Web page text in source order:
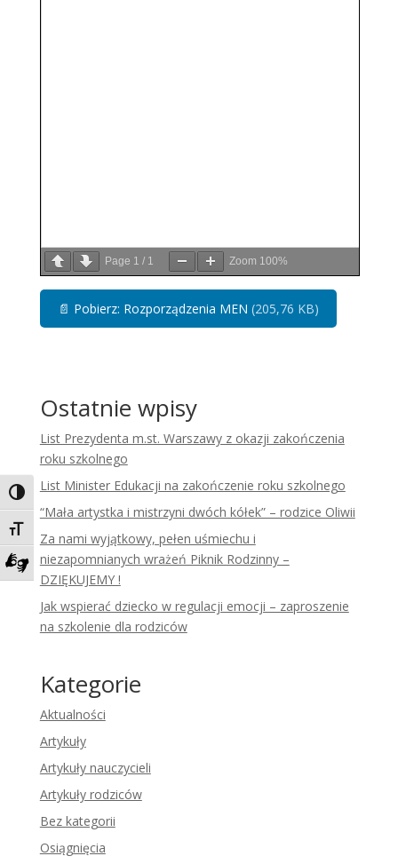
Toggle High Contrast
Toggle Font size
Zadzwoń do tłumacza języka migowego
Page 1 / 1 Zoom 100%
📄 Pobierz: Rozporządzenia MEN (205,76 KB)
Ostatnie wpisy
List Prezydenta m.st. Warszawy z okazji zakończenia
roku szkolnego
List Minister Edukacji na zakończenie roku szkolnego
“Mała artystka i mistrzyni dwóch kółek” – rodzice Oliwii
Za nami wyjątkowy, pełen uśmiechu i
niezapomnianych wrażeń Piknik Rodzinny –
DZIĘKUJEMY !
Jak wspierać dziecko w regulacji emocji – zaproszenie
na szkolenie dla rodziców
Kategorie
Aktualności
Artykuły
Artykuły nauczycieli
Artykuły rodziców
Bez kategorii
Osiągnięcia